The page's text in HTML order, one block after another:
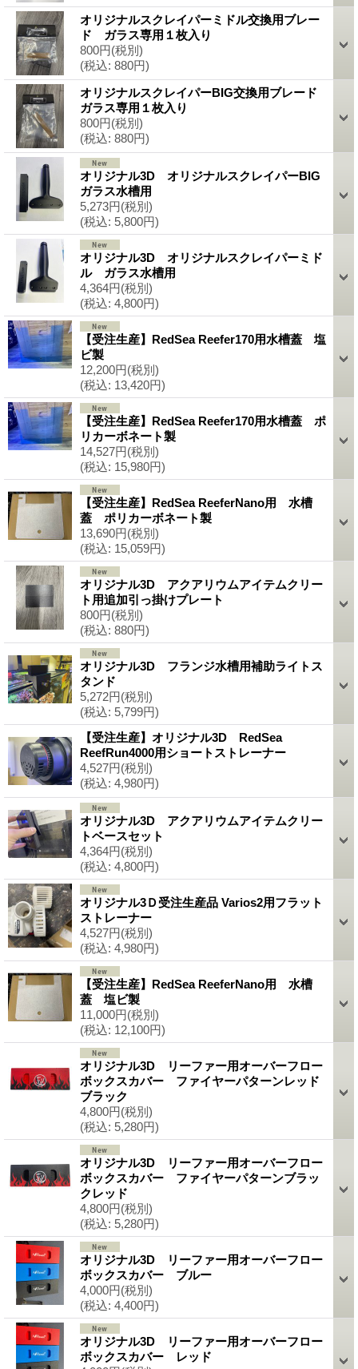
オリジナルスクレイパーミドル交換用ブレー
ド ガラス専用１枚入り
800円(税別)
(税込: 880円)
オリジナルスクレイパーBIG交換用ブレード
ガラス専用１枚入り
800円(税別)
(税込: 880円)
オリジナル3D オリジナルスクレイパーBIG
ガラス水槽用
5,273円(税別)
(税込: 5,800円)
オリジナル3D オリジナルスクレイパーミド
ル ガラス水槽用
4,364円(税別)
(税込: 4,800円)
【受注生産】RedSea Reefer170用水槽蓋 塩
ビ製
12,200円(税別)
(税込: 13,420円)
【受注生産】RedSea Reefer170用水槽蓋 ポ
リカーボネート製
14,527円(税別)
(税込: 15,980円)
【受注生産】RedSea ReeferNano用 水槽
蓋 ポリカーボネート製
13,690円(税別)
(税込: 15,059円)
オリジナル3D アクアリウムアイテムクリー
ト用追加引っ掛けプレート
800円(税別)
(税込: 880円)
オリジナル3D フランジ水槽用補助ライトス
タンド
5,272円(税別)
(税込: 5,799円)
【受注生産】オリジナル3D RedSea
ReefRun4000用ショートストレーナー
4,527円(税別)
(税込: 4,980円)
オリジナル3D アクアリウムアイテムクリー
トベースセット
4,364円(税別)
(税込: 4,800円)
オリジナル3Ｄ受注生産品 Varios2用フラット
ストレーナー
4,527円(税別)
(税込: 4,980円)
【受注生産】RedSea ReeferNano用 水槽
蓋 塩ビ製
11,000円(税別)
(税込: 12,100円)
オリジナル3D リーファー用オーバーフロー
ボックスカバー ファイヤーパターンレッド
ブラック
4,800円(税別)
(税込: 5,280円)
オリジナル3D リーファー用オーバーフロー
ボックスカバー ファイヤーパターンブラッ
クレッド
4,800円(税別)
(税込: 5,280円)
オリジナル3D リーファー用オーバーフロー
ボックスカバー ブルー
4,000円(税別)
(税込: 4,400円)
オリジナル3D リーファー用オーバーフロー
ボックスカバー レッド